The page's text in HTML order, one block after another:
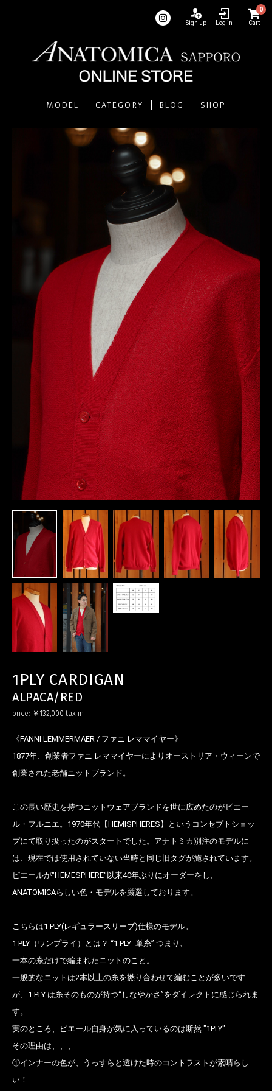
Sign up Log in
0
Cart
MODEL CATEGORY BLOG SHOP
1PLY CARDIGAN
ALPACA/RED
price: ￥132,000 tax in
《FANNI LEMMERMAER / ファニ レママイヤー》
1877年、創業者ファニ レママイヤーによりオーストリア・ウィーンで
創業された老舗ニットブランド。
この長い歴史を持つニットウェアブランドを世に広めたのがピエー
ル・フルニエ。1970年代【HEMISPHERES】というコンセプトショッ
プにて取り扱ったのがスタートでした。アナトミカ別注のモデルに
は、現在では使用されていない当時と同じ旧タグが施されています。
ピエールが"HEMESPHERE"以来40年ぶりにオーダーをし、
ANATOMICAらしい色・モデルを厳選しております。
こちらは1 PLY(レギュラースリーブ)仕様のモデル。
1 PLY（ワンプライ）とは？ “1 PLY=単糸” つまり、
一本の糸だけで編まれたニットのこと。
一般的なニットは2本以上の糸を撚り合わせて編むことが多いです
が、1 PLY は糸そのものが持つ“しなやかさ”をダイレクトに感じられま
す。
実のところ、ピエール自身が気に入っているのは断然 "1PLY"
その理由は、、、
①インナーの色が、うっすらと透けた時のコントラストが素晴らし
い！